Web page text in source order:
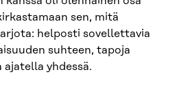
sen, mitä
helposti sovellettavia
suhteen, tapoja
yhdessä.